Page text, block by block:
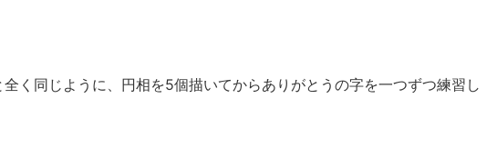
く同じように、円相を5個描いてからありがとうの字を一つずつ練習し